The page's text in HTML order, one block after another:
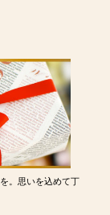
。思いを込めて丁